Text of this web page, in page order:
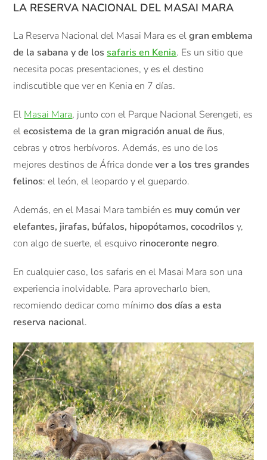
LA RESERVA NACIONAL DEL MASAI MARA
La Reserva Nacional del Masai Mara es elgran emblema
de la sabana y de lossafaris en Kenia. Es un sitio que
necesita pocas presentaciones, y es el destino
indiscutible que ver en Kenia en 7 días.
El Masai Mara, junto con el Parque Nacional Serengeti, es
elecosistema de la gran migración anual de ñus,
cebras y otros herbívoros. Además, es uno de los
mejores destinos de África dondever a los tres grandes
felinos: el león, el leopardo y el guepardo.
Además, en el Masai Mara también es muy común ver
elefantes, jirafas, búfalos, hipopótamos, cocodrilos y,
con algo de suerte, el esquivo rinoceronte negro.
En cualquier caso, los safaris en el Masai Mara son una
experiencia inolvidable. Para aprovecharlo bien,
recomiendo dedicar como mínimodos días a esta
reserva nacional.